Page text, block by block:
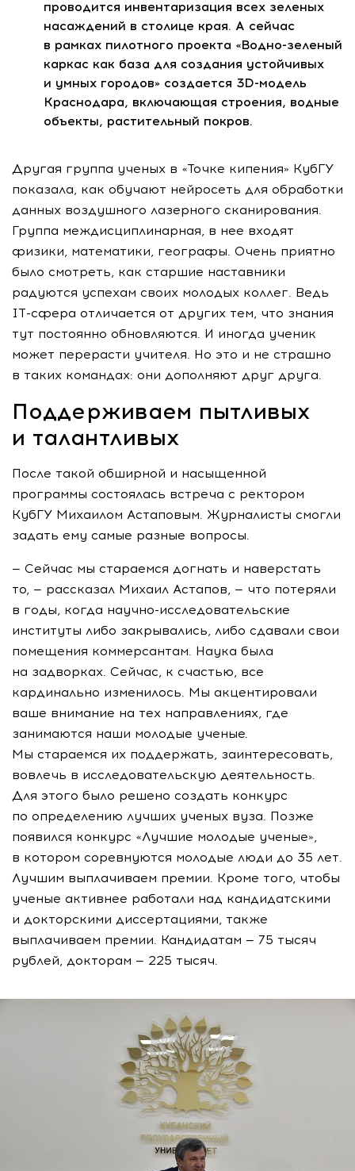
проводится инвентаризация всех зеленых
насаждений в столице края. А сейчас
в рамках пилотного проекта «Водно-зеленый
каркас как база для создания устойчивых
и умных городов» создается 3D-модель
Краснодара, включающая строения, водные
объекты, растительный покров.
Другая группа ученых в «Точке кипения» КубГУ
показала, как обучают нейросеть для обработки
данных воздушного лазерного сканирования.
Группа междисциплинарная, в нее входят
физики, математики, географы. Очень приятно
было смотреть, как старшие наставники
радуются успехам своих молодых коллег. Ведь
IT-сфера отличается от других тем, что знания
тут постоянно обновляются. И иногда ученик
может перерасти учителя. Но это и не страшно
в таких командах: они дополняют друг друга.
Поддерживаем пытливых
и талантливых
После такой обширной и насыщенной
программы состоялась встреча с ректором
КубГУ Михаилом Астаповым. Журналисты смогли
задать ему самые разные вопросы.
— Сейчас мы стараемся догнать и наверстать
то, — рассказал Михаил Астапов, — что потеряли
в годы, когда научно-исследовательские
институты либо закрывались, либо сдавали свои
помещения коммерсантам. Наука была
на задворках. Сейчас, к счастью, все
кардинально изменилось. Мы акцентировали
ваше внимание на тех направлениях, где
занимаются наши молодые ученые.
Мы стараемся их поддержать, заинтересовать,
вовлечь в исследовательскую деятельность.
Для этого было решено создать конкурс
по определению лучших ученых вуза. Позже
появился конкурс «Лучшие молодые ученые»,
в котором соревнуются молодые люди до 35 лет.
Лучшим выплачиваем премии. Кроме того, чтобы
ученые активнее работали над кандидатскими
и докторскими диссертациями, также
выплачиваем премии. Кандидатам — 75 тысяч
рублей, докторам — 225 тысяч.